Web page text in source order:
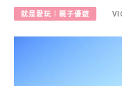
就是愛玩︱親子優遊